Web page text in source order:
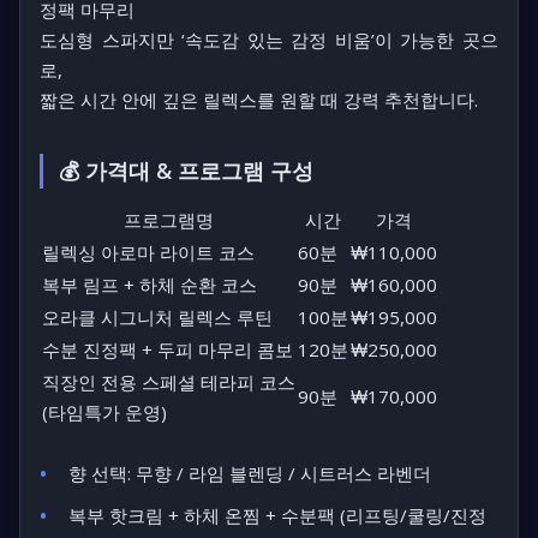
정팩 마무리
도심형 스파지만 ‘속도감 있는 감정 비움’이 가능한 곳으
로,
짧은 시간 안에 깊은 릴렉스를 원할 때 강력 추천합니다.
💰 가격대 & 프로그램 구성
프로그램명 시간
가격
릴렉싱 아로마 라이트 코스
60분 ₩110,000
복부 림프 + 하체 순환 코스
90분 ₩160,000
오라클 시그니처 릴렉스 루틴
100분₩195,000
수분 진정팩 + 두피 마무리 콤보 120분₩250,000
직장인 전용 스페셜 테라피 코스
(타임특가 운영)
90분 ₩170,000
향 선택: 무향 / 라임 블렌딩 / 시트러스 라벤더
복부 핫크림 + 하체 온찜 + 수분팩 (리프팅/쿨링/진정